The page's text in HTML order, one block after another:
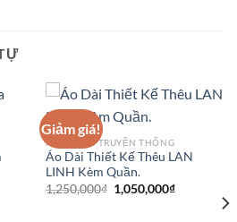
Giảm giá!
ÁO DÀI CỔ TRUYỀN THỐNG
Áo Dài Thiết Kế Thêu LAN
LINH Kèm Quần.
1,250,000₫ Giá
gốc
1,050,000₫Giá